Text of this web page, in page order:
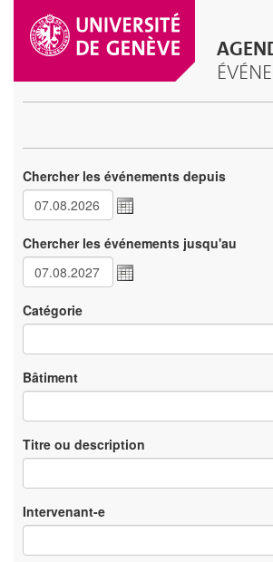
Chercher les événements depuis
Chercher les événements jusqu'au
Catégorie
Bâtiment
Titre ou description
Intervenant-e